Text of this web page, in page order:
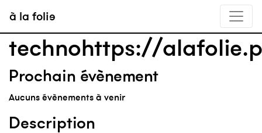
à la folie
technohttps://
Prochain évènement
Aucuns évènements à venir
Description